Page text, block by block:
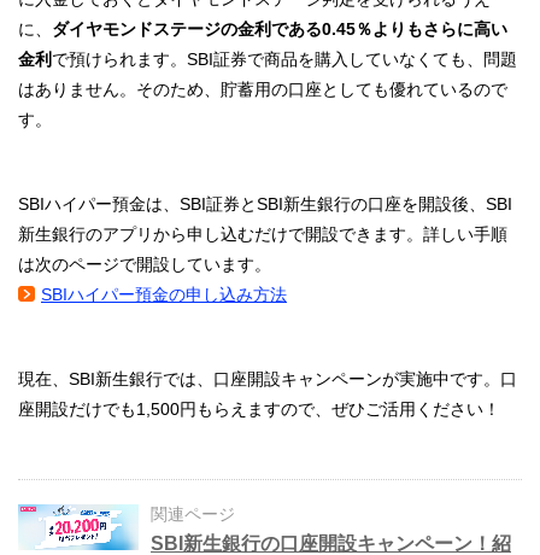
に、 ダイヤモンドステージの金利である0.45％よりもさらに高い
金利 で預けられます。SBI証券で商品を購入していなくても、問題
はありません。そのため、貯蓄用の口座としても優れているので
す。
SBIハイパー預金は、SBI証券とSBI新生銀行の口座を開設後、SBI
新生銀行のアプリから申し込むだけで開設できます。詳しい手順
は次のページで開設しています。
SBIハイパー預金の申し込み方法
現在、SBI新生銀行では、口座開設キャンペーンが実施中です。口
座開設だけでも1,500円もらえますので、ぜひご活用ください！
関連ページ
SBI新生銀行の口座開設キャンペーン！紹